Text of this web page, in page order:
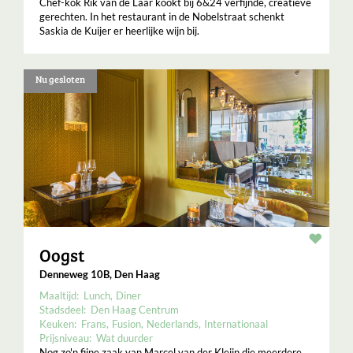
gerechten. In het restaurant in de Nobelstraat schenkt
Saskia de Kuijer er heerlijke wijn bij.
Nu gesloten
Oogst
Denneweg 10B, Den Haag
Maaltijd: Lunch Diner
Stadsdeel: Den Haag Centrum
Keuken: Frans Fusion Nederlands Internationaal
Prijsniveau: Wat duurder